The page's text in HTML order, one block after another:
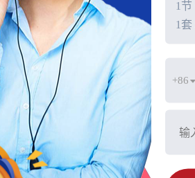
1节
1套
+86